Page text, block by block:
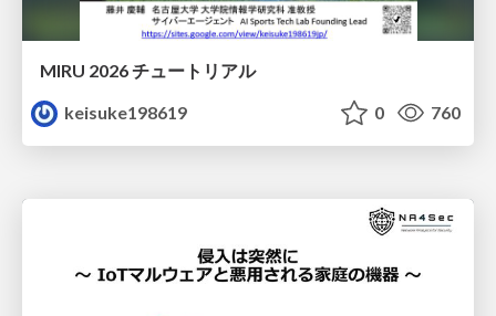
MIRU 2026 チュートリアル
keisuke198619
0 760